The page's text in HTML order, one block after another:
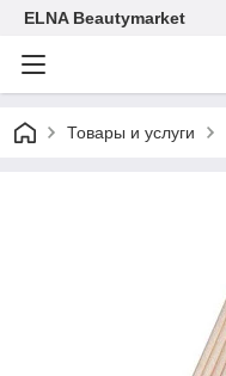
ELNA Beautymarket
Товары и услуги